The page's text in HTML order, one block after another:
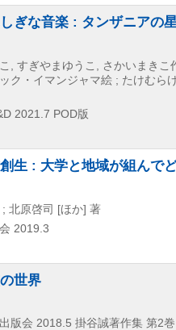
ぎな音楽 : タンザニアの
, すぎやまゆうこ, さかいまきこ
ク・イマンジャマ絵 ; たけむら
2021.7 POD版
生 : 大学と地域が組んで
北原啓司 [ほか] 著
2019.3
世界
版会 2018.5 掛谷誠著作集 第2巻